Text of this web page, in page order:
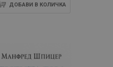
ДОБАВИ В КОЛИЧКА